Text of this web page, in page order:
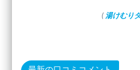
( 湯けむり